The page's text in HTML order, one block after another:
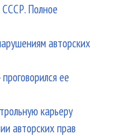
Полное
авторских
ее
карьеру
авторских прав